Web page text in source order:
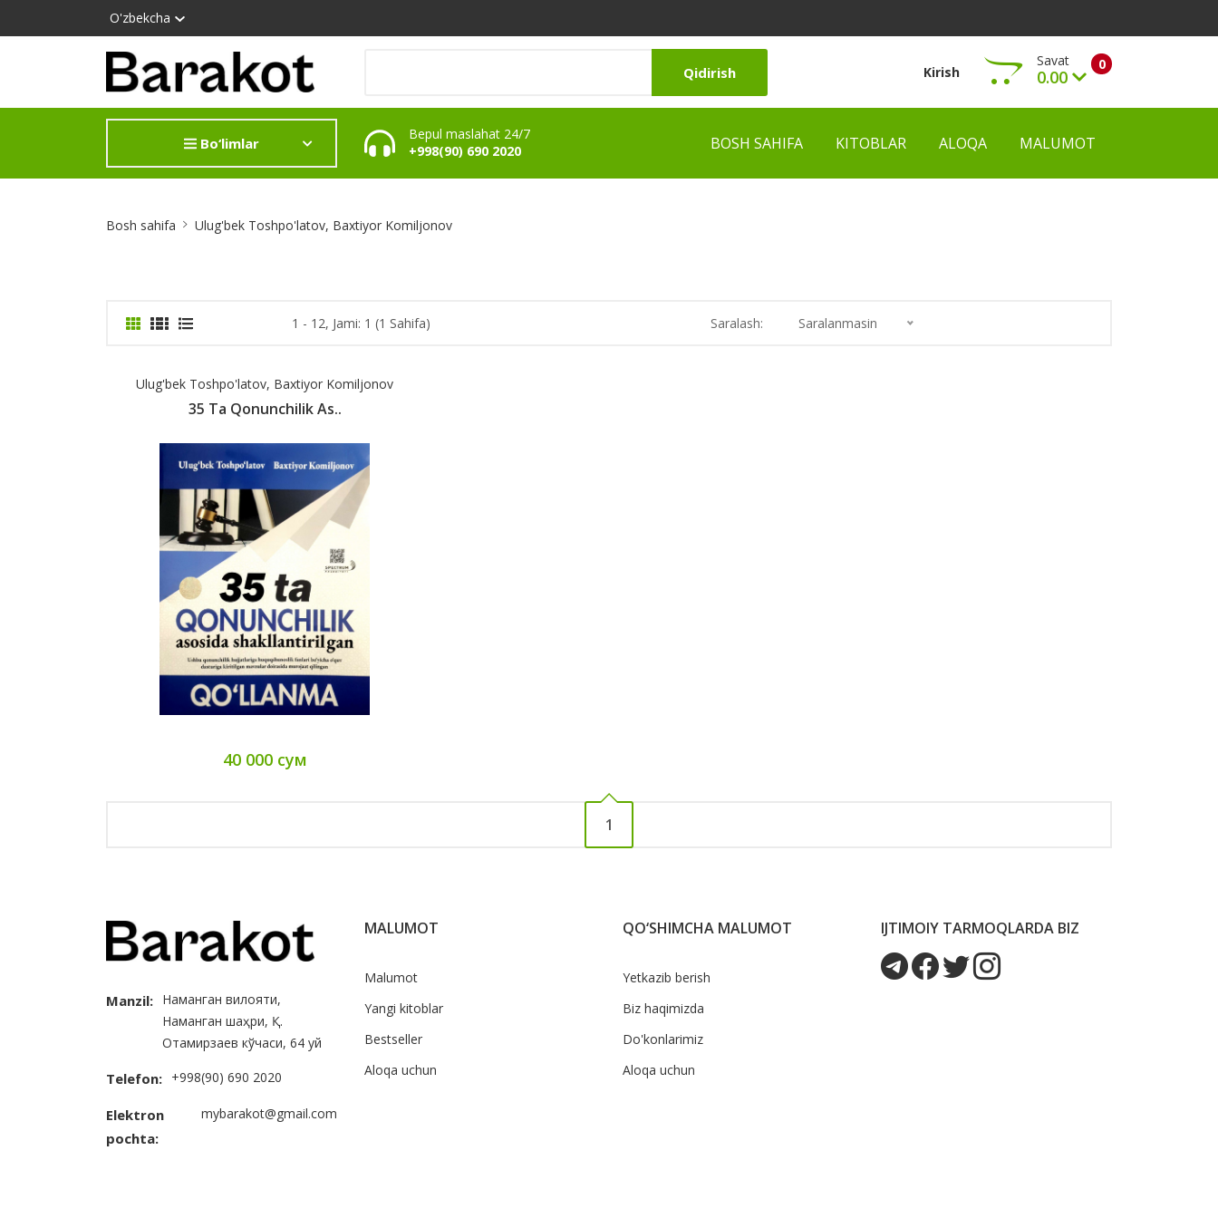
O'zbekcha
Qidirish Kirish 0
Savat
0.00
Ko‘rish
Bo‘limlar
Bepul maslahat 24/7
+998(90) 690 2020
BOSH SAHIFA KITOBLAR ALOQA MALUMOT
Bosh sahifa Ulug'bek Toshpo'latov, Baxtiyor Komiljonov
1 - 12, Jami: 1 (1 Sahifa) Saralash: Saralanmasin
Ulug'bek Toshpo'latov, Baxtiyor Komiljonov
35 Ta Qonunchilik As..
40 000 сум
1
Manzil: Наманган вилояти,
Наманган шаҳри, Қ.
Отамирзаев кўчаси, 64 уй
Telefon: +998(90) 690 2020
Elektron
pochta:
mybarakot@gmail.com
MALUMOT
Malumot
Yangi kitoblar
Bestseller
Aloqa uchun
QO‘SHIMCHA MALUMOT
Yetkazib berish
Biz haqimizda
Do'konlarimiz
Aloqa uchun
IJTIMOIY TARMOQLARDA BIZ